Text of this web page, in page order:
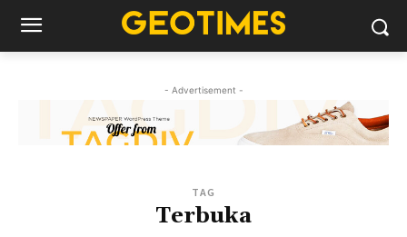
- Advertisement -
TAG
Terbuka